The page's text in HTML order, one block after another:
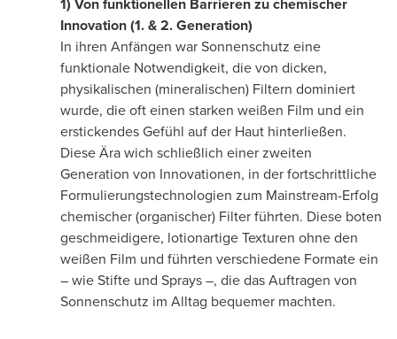
Innovation (1. & 2. Generation)
In ihren Anfängen war Sonnenschutz eine
funktionale Notwendigkeit, die von dicken,
physikalischen (mineralischen) Filtern dominiert
wurde, die oft einen starken weißen Film und ein
erstickendes Gefühl auf der Haut hinterließen.
Diese Ära wich schließlich einer zweiten
Generation von Innovationen, in der fortschrittliche
Formulierungstechnologien zum Mainstream-Erfolg
chemischer (organischer) Filter führten. Diese boten
geschmeidigere, lotionartige Texturen ohne den
weißen Film und führten verschiedene Formate ein
– wie Stifte und Sprays –, die das Auftragen von
Sonnenschutz im Alltag bequemer machten.